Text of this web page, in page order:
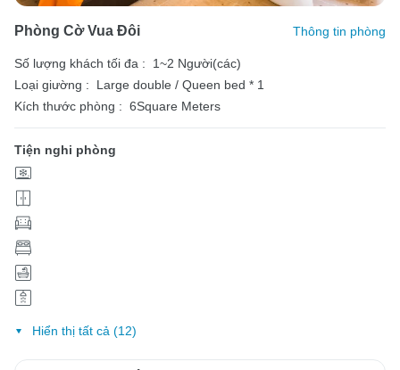
Phòng Cờ Vua Đôi Thông tin phòng
Số lượng khách tối đa :
1~2 Người(các)
Loại giường :
Large double / Queen bed * 1
Kích thước phòng : 6Square Meters
Tiện nghi phòng
Hiển thị tất cả (12)